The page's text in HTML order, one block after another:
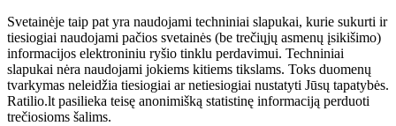
Svetainėje taip pat yra naudojami techniniai slapukai, kurie sukurti ir
tiesiogiai naudojami pačios svetainės (be trečiųjų asmenų įsikišimo)
informacijos elektroniniu ryšio tinklu perdavimui. Techniniai
slapukai nėra naudojami jokiems kitiems tikslams. Toks duomenų
tvarkymas neleidžia tiesiogiai ar netiesiogiai nustatyti Jūsų tapatybės.
Ratilio.lt pasilieka teisę anonimišką statistinę informaciją perduoti
trečiosioms šalims.